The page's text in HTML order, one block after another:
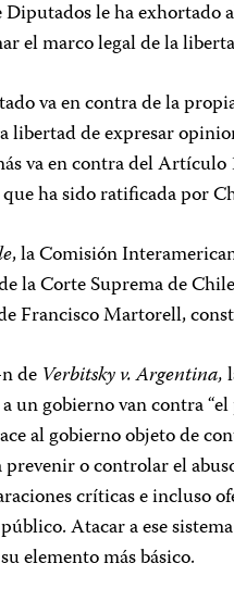
le ha exhortado
el marco legal de la
va en contra de la
libertad de expresar
va en contra del
ha sido ratificada por
, la Comisión
la Corte Suprema de
Francisco Martorell,
de Verbitsky v. Argentina,
un gobierno van contra
al gobierno objeto de
o controlar el
críticas e incluso
Atacar a ese
elemento más básico.